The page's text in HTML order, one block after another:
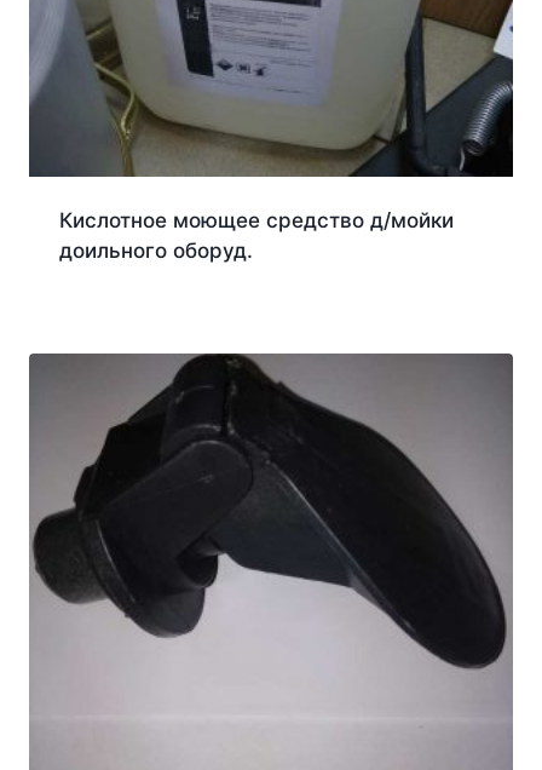
Кислотное моющее средство д/мойки
доильного оборуд.